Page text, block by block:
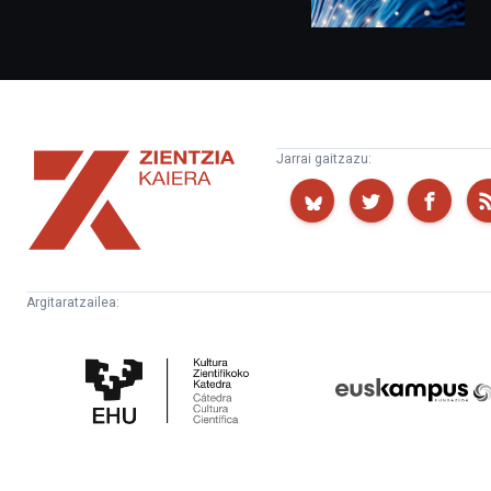
Zientzia
Kaiera
Jarrai gaitzazu:
Argitaratzailea:
Zientifikoko
Katedra